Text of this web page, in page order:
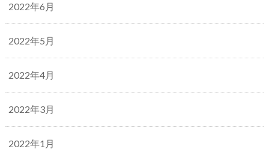
2022年6月
2022年5月
2022年4月
2022年3月
2022年1月